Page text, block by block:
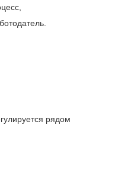
рядом